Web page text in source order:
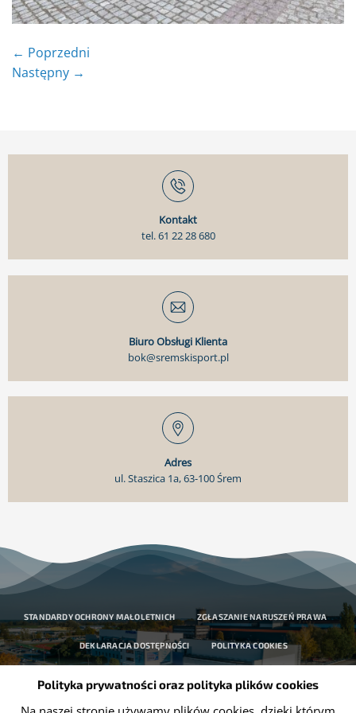
← Poprzedni
Następny →
Kontakt
tel. 61 22 28 680
Biuro Obsługi Klienta
bok@sremskisport.pl
Adres
ul. Staszica 1a, 63-100 Śrem
STANDARDY OCHRONY MAŁOLETNICH ZGŁASZANIE NARUSZEŃ PRAWA
DEKLARACJA DOSTĘPNOŚCI POLITYKA COOKIES
Polityka prywatności oraz polityka plików cookies